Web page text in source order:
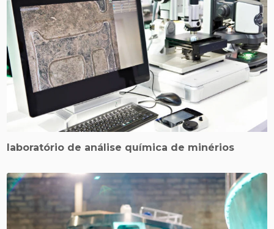
laboratório de análise química de minérios